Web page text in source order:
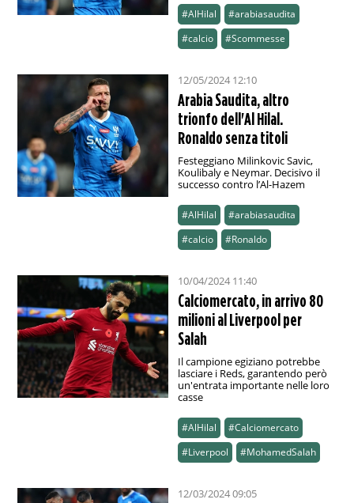
#AlHilal
#arabiasaudita
#calcio
#Scommesse
12/05/2024 12:10
Arabia Saudita, altro
trionfo dell'Al Hilal.
Ronaldo senza titoli
Festeggiano Milinkovic Savic,
Koulibaly e Neymar. Decisivo il
successo contro l’Al-Hazem
#AlHilal
#arabiasaudita
#calcio
#Ronaldo
10/04/2024 11:40
Calciomercato, in arrivo 80
milioni al Liverpool per
Salah
Il campione egiziano potrebbe
lasciare i Reds, garantendo però
un'entrata importante nelle loro
casse
#AlHilal
#Calciomercato
#Liverpool
#MohamedSalah
12/03/2024 09:05